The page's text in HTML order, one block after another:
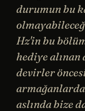
durumun bu
Hz'in bu
hediye
devirler
aslında bize